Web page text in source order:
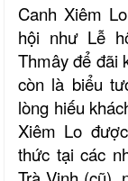
Canh Xiêm
hội như Lễ
Thmây để đãi
còn là biểu
lòng hiếu
Xiêm Lo
thức tại các